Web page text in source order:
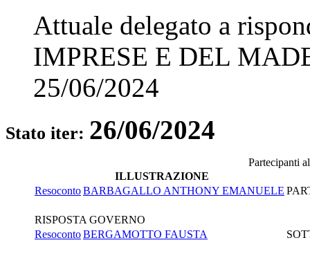
Attuale delegato a
IMPRESE E DEL
25/06/2024
Stato iter: 26/06/2024
Partecipanti
ILLUSTRAZIONE
ResocontoBARBAGALLO ANTHONY EMANUELE
RISPOSTA GOVERNO
ResocontoBERGAMOTTO FAUSTA